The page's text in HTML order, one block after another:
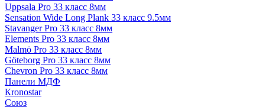
Uppsala Pro 33 класс 8мм
Sensation Wide Long Plank 33 класс 9.5мм
Stavanger Pro 33 класс 8мм
Elements Pro 33 класс 8мм
Malmö Pro 33 класс 8мм
Göteborg Pro 33 класс 8мм
Chevron Pro 33 класс 8мм
Панели МДФ
Кronostar
Союз